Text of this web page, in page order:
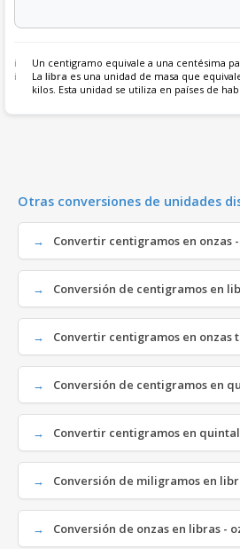
Un centigramo equivale a una centésima
La libra es una unidad de masa que
kilos. Esta unidad se utiliza en países de
Otras conversiones de unidades
Convertir centigramos en onzas
Conversión de centigramos en
Convertir centigramos en onzas
Conversión de centigramos en
Convertir centigramos en
Conversión de miligramos en
Conversión de onzas en libras -